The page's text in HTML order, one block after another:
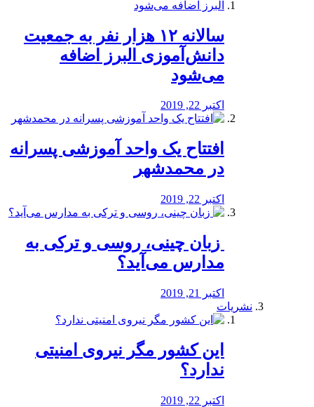
️سالانه ۱۲ هزار نفر به جمعیت
دانش‌آموزی البرز اضافه
می‌شود
اکتبر 22, 2019
افتتاح یک واحد آموزشی پسرانه
در محمدشهر
اکتبر 22, 2019
️ زبان چینی، روسی و ترکی به
مدارس می‌آید؟
اکتبر 21, 2019
نشریات
این کشور مگر نیروی امنیتی
ندارد؟
اکتبر 22, 2019